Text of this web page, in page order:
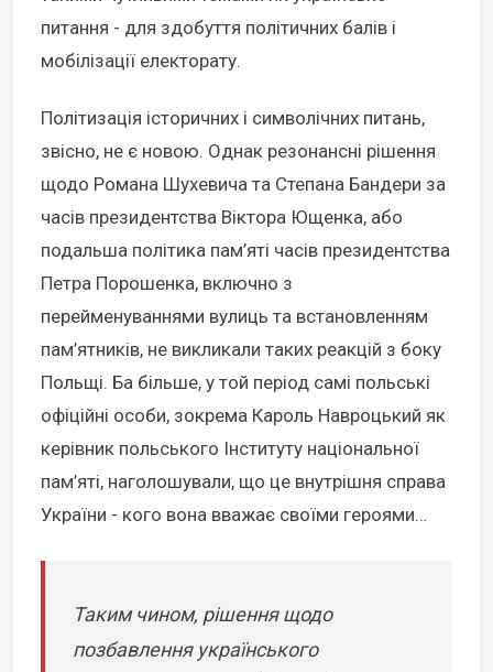
питання - для здобуття політичних балів і
мобілізації електорату.
Політизація історичних і символічних питань,
звісно, не є новою. Однак резонансні рішення
щодо Романа Шухевича та Степана Бандери за
часів президентства Віктора Ющенка, або
подальша політика пам’яті часів президентства
Петра Порошенка, включно з
перейменуваннями вулиць та встановленням
пам’ятників, не викликали таких реакцій з боку
Польщі. Ба більше, у той період самі польські
офіційні особи, зокрема Кароль Навроцький як
керівник польського Інституту національної
пам’яті, наголошували, що це внутрішня справа
України - кого вона вважає своїми героями…
Таким чином, рішення щодо
позбавлення українського